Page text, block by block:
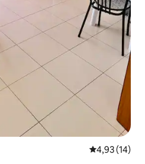
4,93 de uma
4,93 (14)